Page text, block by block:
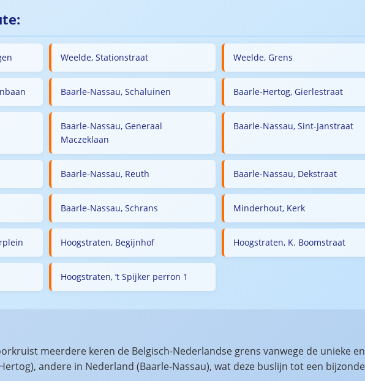
Weelde, Stationstraat Weelde, Grens
Baarle-Nassau, Schaluinen Baarle-Hertog, Gierlestraat
Baarle-Nassau, Generaal
Maczeklaan
Baarle-Nassau, Sint-Janstraat
Baarle-Nassau, Reuth Baarle-Nassau, Dekstraat
Baarle-Nassau, Schrans Minderhout, Kerk
Hoogstraten, Begijnhof Hoogstraten, K. Boomstraat
Hoogstraten, ’t Spijker perron 1
meerdere keren de Belgisch-Nederlandse grens vanwege de unieke
andere in Nederland (Baarle-Nassau), wat deze buslijn tot een